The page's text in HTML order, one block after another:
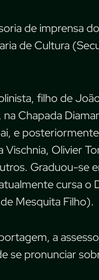
de imprensa
de Cultura
filho de
Chapada
e
Olivier
Graduou-se
cursa o
Mesquita Filho).
a
se pronunciar